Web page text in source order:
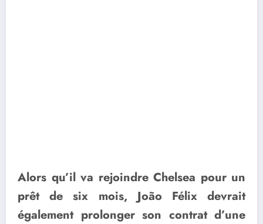
Alors qu’il va rejoindre Chelsea pour un
prêt de six mois, João Félix devrait
également prolonger son contrat d’une